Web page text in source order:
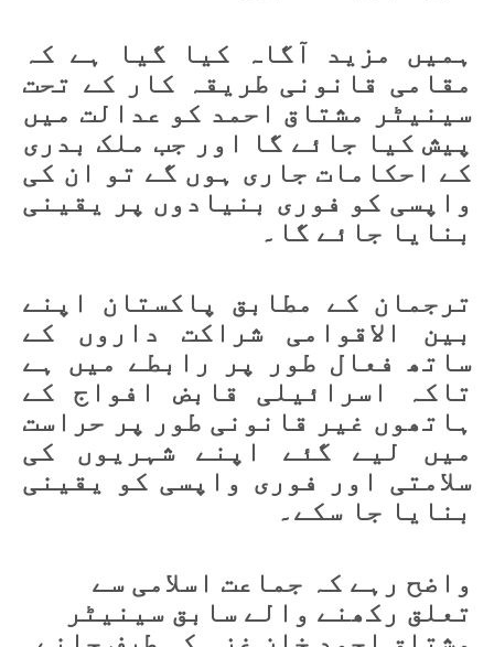
ہمیں مزید آگاہ کیا گیا ہے کہ
مقامی قانونی طریقہ کار کے تحت
سینیٹر مشتاق احمد کو عدالت میں
پیش کیا جائے گا اور جب ملک بدری
کے احکامات جاری ہوں گے تو ان کی
واپسی کو فوری بنیادوں پر یقینی
بنایا جائے گا۔
ترجمان کے مطابق پاکستان اپنے
بین الاقوامی شراکت داروں کے
ساتھ فعال طور پر رابطے میں ہے
تاکہ اسرائیلی قابض افواج کے
ہاتھوں غیر قانونی طور پر حراست
میں لیے گئے اپنے شہریوں کی
سلامتی اور فوری واپسی کو یقینی
بنایا جا سکے۔
واضح رہے کہ جماعت اسلامی سے
تعلق رکھنے والے سابق سینیٹر